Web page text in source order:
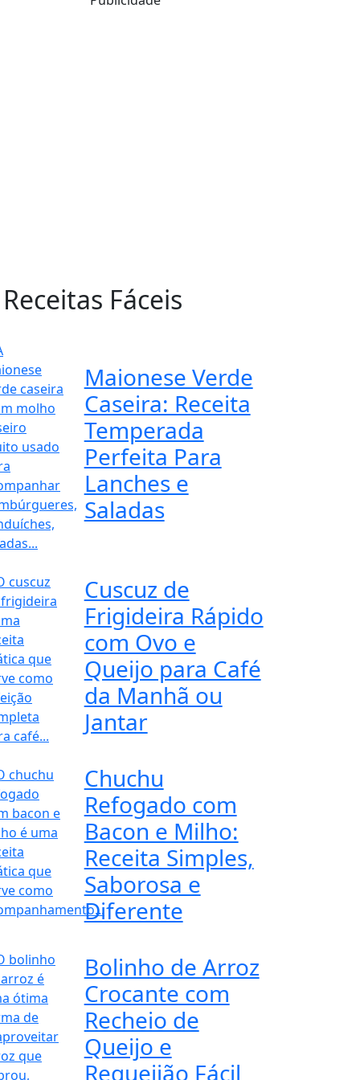
Fáceis
Maionese Verde
Caseira: Receita
Temperada
Perfeita Para
Lanches e
Saladas
Cuscuz de
Frigideira Rápido
com Ovo e
Queijo para Café
da Manhã ou
Jantar
Chuchu
Refogado com
Bacon e Milho:
Receita Simples,
Saborosa e
Diferente
Bolinho de Arroz
Crocante com
Recheio de
Queijo e
Requeijão Fácil